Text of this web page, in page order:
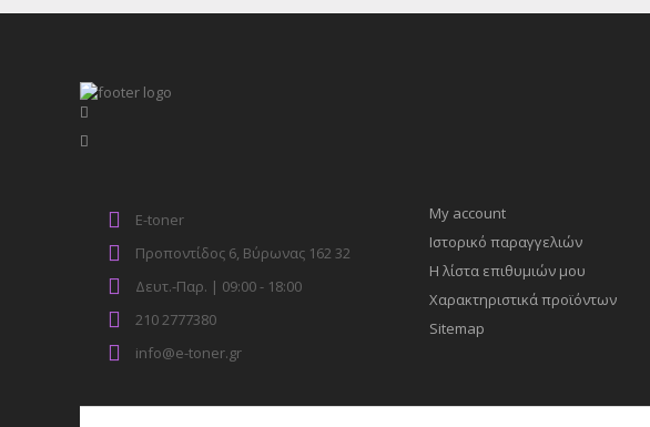
E-toner
Προποντίδος 6, Βύρωνας 162 32
Δευτ.-Παρ. | 09:00 - 18:00
210 2777380
info@e-toner.gr
My account
Ιστορικό παραγγελιών
Η λίστα επιθυμιών μου
Χαρακτηριστικά προϊόντων
Sitemap